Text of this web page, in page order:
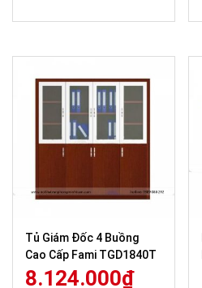
Tủ Giám Đốc 4 Buồng
Cao Cấp Fami TGD1840T
8.124.000₫